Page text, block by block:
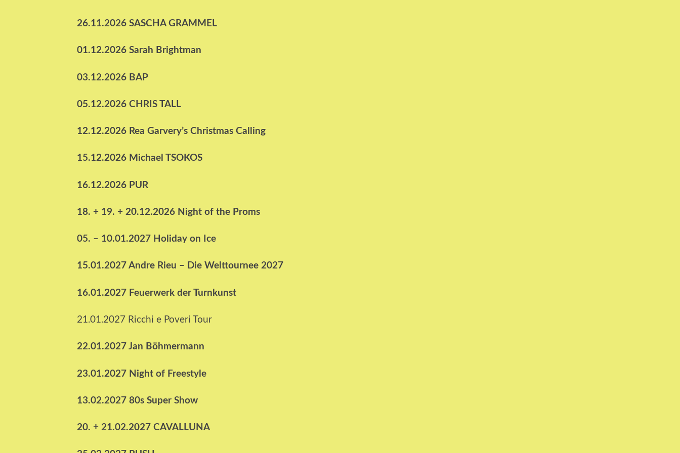
26.11.2026 SASCHA GRAMMEL
01.12.2026 Sarah Brightman
03.12.2026 BAP
05.12.2026 CHRIS TALL
12.12.2026 Rea Garvery’s Christmas Calling
15.12.2026 Michael TSOKOS
16.12.2026 PUR
18. + 19. + 20.12.2026 Night of the Proms
05. – 10.01.2027 Holiday on Ice
15.01.2027 Andre Rieu – Die Welttournee 2027
16.01.2027 Feuerwerk der Turnkunst
21.01.2027 Ricchi e Poveri Tour
22.01.2027 Jan Böhmermann
23.01.2027 Night of Freestyle
13.02.2027 80s Super Show
20. + 21.02.2027 CAVALLUNA